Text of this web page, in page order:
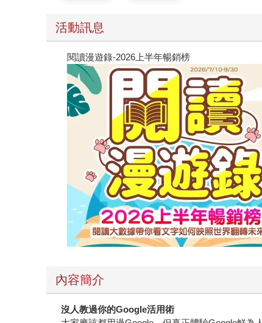
活動訊息
閱讀漫遊錄-2026上半年暢銷榜
內容簡介
沒人教過你的Google活用術